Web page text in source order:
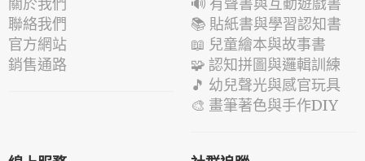
關於我們
聯絡我們
官方網站
銷售通路
🔊 有聲書與互動遊戲書
📚 貼紙書與學習認知書
📖 兒童繪本與故事書
🧩 認知拼圖與邏輯訓練
🎵 幼兒聲光與感官玩具
🎨 畫筆著色與手作DIY